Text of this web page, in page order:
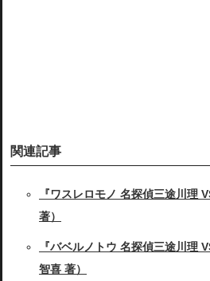
関連記事
『ワスレロモノ 名探偵三途川理
著）
『バベルノトウ 名探偵三途川理
智喜 著）